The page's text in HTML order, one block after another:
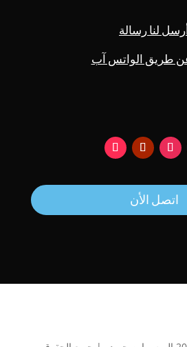
أرسل لنا رسالة
طريق الواتس آب
اتصل الأن